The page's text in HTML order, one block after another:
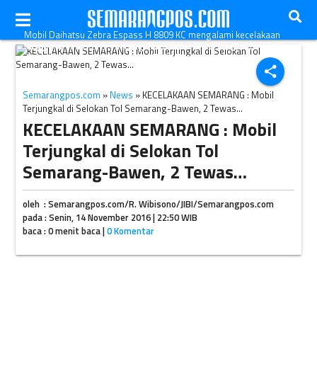
share
Mobil Daihatsu Zebra Espass H 8809 KC mengalami kecelakaan
tunggal di ruas Tol Semarang-Bawen Km 37, Senin (14/11/2016)
sore. (Facebook.com-John Krit Ninda Tama)
Semarangpos.com » News » KECELAKAAN SEMARANG : Mobil
Terjungkal di Selokan Tol Semarang-Bawen, 2 Tewas…
KECELAKAAN SEMARANG : Mobil
Terjungkal di Selokan Tol
Semarang-Bawen, 2 Tewas…
oleh : Semarangpos.com/R. Wibisono/JIBI/Semarangpos.com
pada : Senin, 14 November 2016 | 22:50 WIB
baca : 0 menit baca |0 Komentar